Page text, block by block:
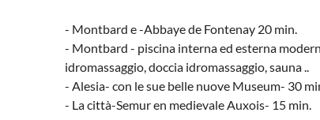
- Montbard e -Abbaye de Fontenay 20 min.
- Montbard - piscina interna ed esterna
idromassaggio, doccia idromassaggio, sauna ..
- Alesia- con le sue belle nuove Museum- 30
- La città-Semur en medievale Auxois- 15 min.